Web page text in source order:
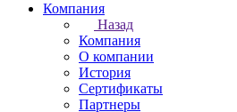
Компания
Назад
Компания
О компании
История
Сертификаты
Партнеры